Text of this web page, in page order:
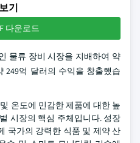
기
다운로드
물류 장비 시장을 지배하여 약
249억 달러의 수익을 창출했습
온도에 민감한 제품에 대한 높
시장의 핵심 주체입니다. 성장
국가의 강력한 식품 및 제약 산